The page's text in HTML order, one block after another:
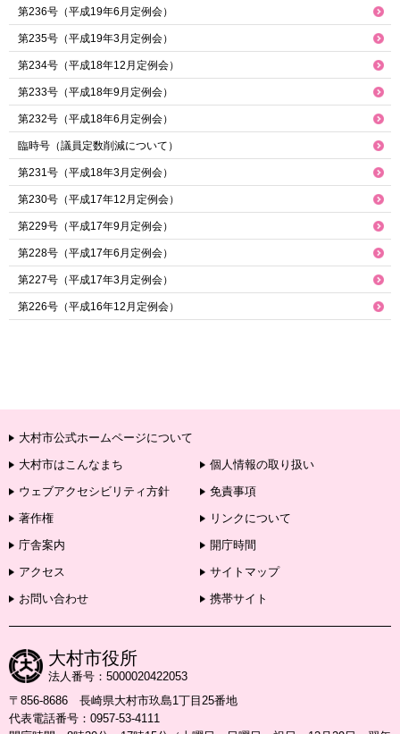
第236号（平成19年6月定例会）
第235号（平成19年3月定例会）
第234号（平成18年12月定例会）
第233号（平成18年9月定例会）
第232号（平成18年6月定例会）
臨時号（議員定数削減について）
第231号（平成18年3月定例会）
第230号（平成17年12月定例会）
第229号（平成17年9月定例会）
第228号（平成17年6月定例会）
第227号（平成17年3月定例会）
第226号（平成16年12月定例会）
大村市公式ホームページについて
大村市はこんなまち
個人情報の取り扱い
ウェブアクセシビリティ方針
免責事項
著作権
リンクについて
庁舎案内
開庁時間
アクセス
サイトマップ
お問い合わせ
携帯サイト
大村市役所
法人番号：5000020422053
〒856-8686 長崎県大村市玖島1丁目25番地
代表電話番号：0957-53-4111